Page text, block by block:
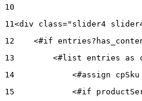
10
11 <div class="slider4
12
<#if
13
<#list entries as
14
<#assign
15
<#if